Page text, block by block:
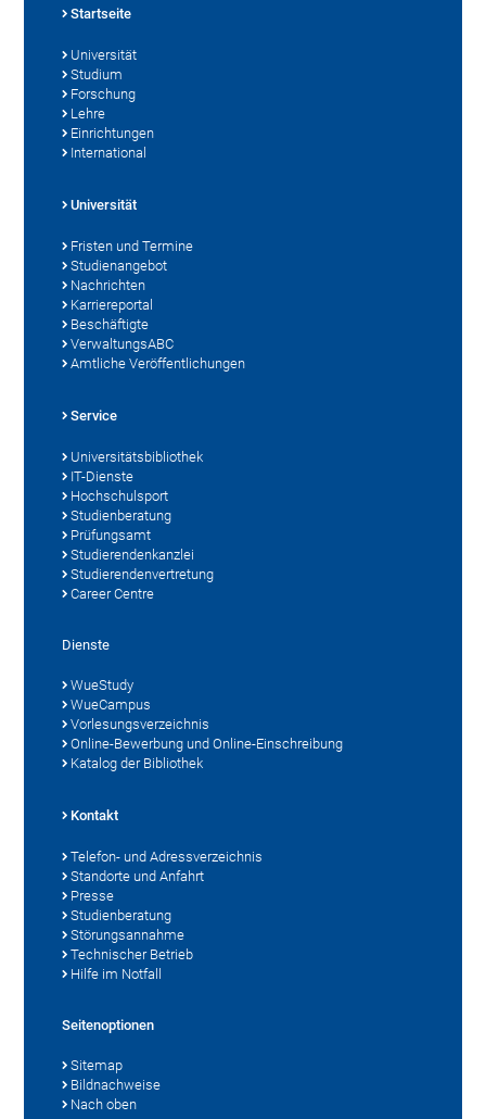
Startseite
Universität
Studium
Forschung
Lehre
Einrichtungen
International
Universität
Fristen und Termine
Studienangebot
Nachrichten
Karriereportal
Beschäftigte
VerwaltungsABC
Amtliche Veröffentlichungen
Service
Universitätsbibliothek
IT-Dienste
Hochschulsport
Studienberatung
Prüfungsamt
Studierendenkanzlei
Studierendenvertretung
Career Centre
Dienste
WueStudy
WueCampus
Vorlesungsverzeichnis
Online-Bewerbung und Online-Einschreibung
Katalog der Bibliothek
Kontakt
Telefon- und Adressverzeichnis
Standorte und Anfahrt
Presse
Studienberatung
Störungsannahme
Technischer Betrieb
Hilfe im Notfall
Seitenoptionen
Sitemap
Bildnachweise
Nach oben